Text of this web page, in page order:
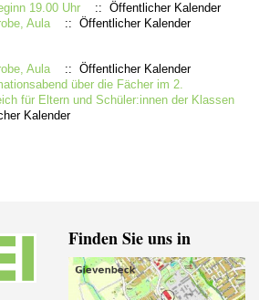
19.00 Uhr
:: Öffentlicher Kalender
Aula
:: Öffentlicher Kalender
Aula
:: Öffentlicher Kalender
über die Fächer im 2.
für Eltern und Schüler:innen der Klassen
Kalender
Finden Sie uns in